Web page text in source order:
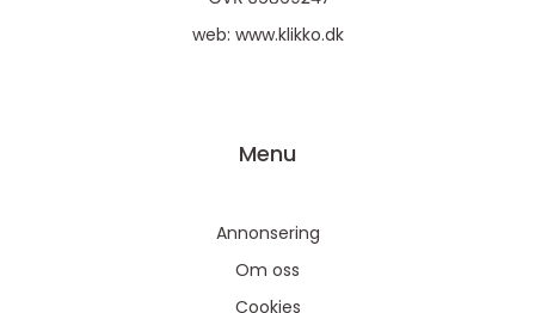
web: www.klikko.dk
Menu
Annonsering
Om oss
Cookies